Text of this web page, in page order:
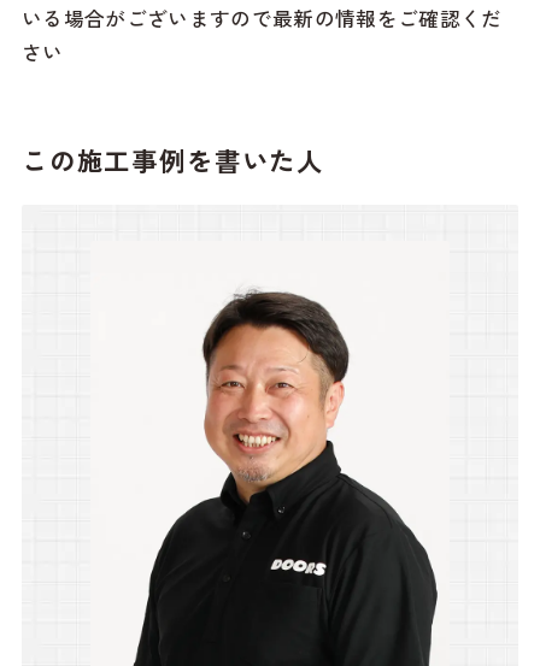
いる場合がございますので最新の情報をご確認くだ
さい
この施工事例を書いた人